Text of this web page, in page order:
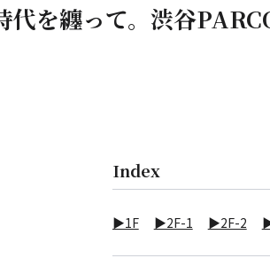
代を纏って。渋谷
Index
▶1F ▶2F-1 ▶2F-2